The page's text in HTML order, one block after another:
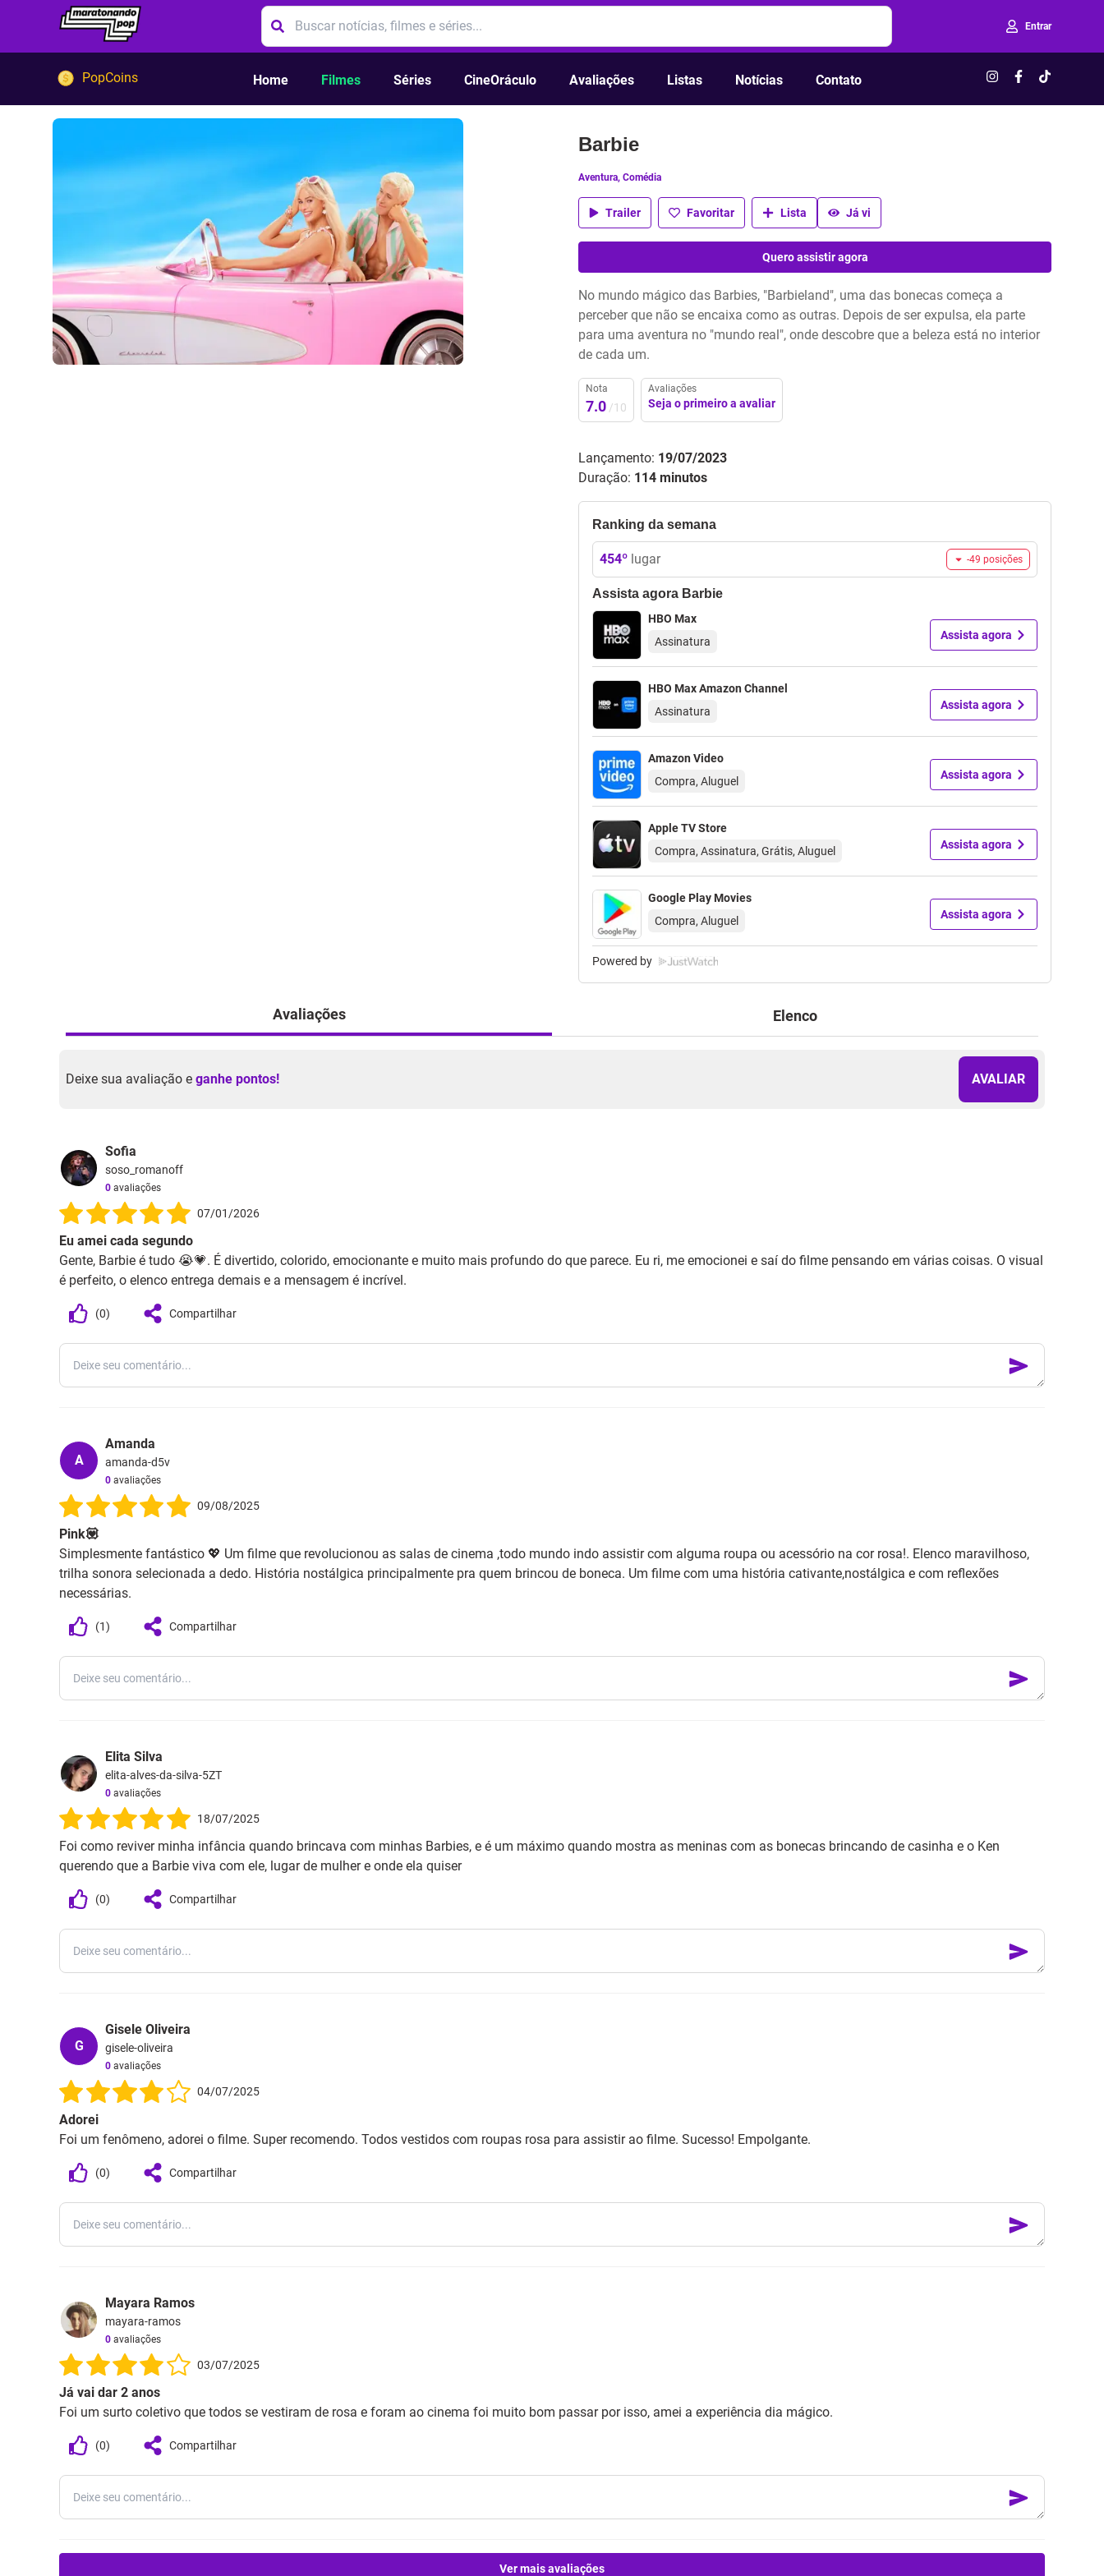
Entrar
PopCoins Home Filmes Séries CineOráculo Avaliações Listas Notícias Contato
Barbie
Aventura, Comédia
Trailer Favoritar Lista Já vi
Quero assistir agora
No mundo mágico das Barbies, "Barbieland", uma das bonecas começa a
perceber que não se encaixa como as outras. Depois de ser expulsa, ela parte
para uma aventura no "mundo real", onde descobre que a beleza está no interior
de cada um.
Nota
7.0 /10
Avaliações
Seja o primeiro a avaliar
Lançamento: 19/07/2023
Duração: 114 minutos
Ranking da semana
454º lugar -49 posições
Assista agora Barbie
HBO Max
Assinatura
Assista agora
HBO Max Amazon Channel
Assinatura
Assista agora
Amazon Video
Compra, Aluguel
Assista agora
Apple TV Store
Compra, Assinatura, Grátis, Aluguel
Assista agora
Google Play Movies
Compra, Aluguel
Assista agora
Powered by
Avaliações Elenco
Deixe sua avaliação e ganhe pontos! AVALIAR
Sofia
soso_romanoff
0 avaliações
07/01/2026
Eu amei cada segundo
Gente, Barbie é tudo 😭💗. É divertido, colorido, emocionante e muito mais profundo do que parece. Eu ri, me emocionei e saí do filme pensando em várias coisas. O visual
é perfeito, o elenco entrega demais e a mensagem é incrível.
(0) Compartilhar
A
Amanda
amanda-d5v
0 avaliações
09/08/2025
Pink💟
Simplesmente fantástico 💖 Um filme que revolucionou as salas de cinema ,todo mundo indo assistir com alguma roupa ou acessório na cor rosa!. Elenco maravilhoso,
trilha sonora selecionada a dedo. História nostálgica principalmente pra quem brincou de boneca. Um filme com uma história cativante,nostálgica e com reflexões
necessárias.
(1) Compartilhar
Elita Silva
elita-alves-da-silva-5ZT
0 avaliações
18/07/2025
Foi como reviver minha infância quando brincava com minhas Barbies, e é um máximo quando mostra as meninas com as bonecas brincando de casinha e o Ken
querendo que a Barbie viva com ele, lugar de mulher e onde ela quiser
(0) Compartilhar
G
Gisele Oliveira
gisele-oliveira
0 avaliações
04/07/2025
Adorei
Foi um fenômeno, adorei o filme. Super recomendo. Todos vestidos com roupas rosa para assistir ao filme. Sucesso! Empolgante.
(0) Compartilhar
Mayara Ramos
mayara-ramos
0 avaliações
03/07/2025
Já vai dar 2 anos
Foi um surto coletivo que todos se vestiram de rosa e foram ao cinema foi muito bom passar por isso, amei a experiência dia mágico.
(0) Compartilhar
Ver mais avaliações